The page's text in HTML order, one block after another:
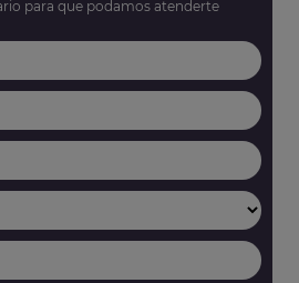
para que podamos atenderte